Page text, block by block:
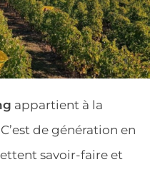
appartient à la
de génération en
savoir-faire et